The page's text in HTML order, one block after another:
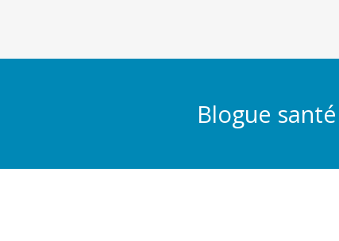
Blogue santé